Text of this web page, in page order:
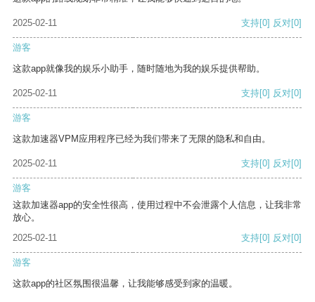
2025-02-11 支持[0] 反对[0]
游客
这款app就像我的娱乐小助手，随时随地为我的娱乐提供帮助。
2025-02-11 支持[0] 反对[0]
游客
这款加速器VPM应用程序已经为我们带来了无限的隐私和自由。
2025-02-11 支持[0] 反对[0]
游客
这款加速器app的安全性很高，使用过程中不会泄露个人信息，让我非常
放心。
2025-02-11
支持[0] 反对[0]
游客
这款app的社区氛围很温馨，让我能够感受到家的温暖。